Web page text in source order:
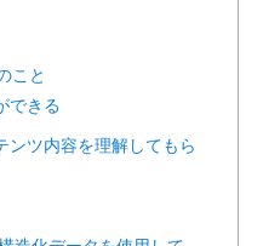
こと
できる
ンツ内容を理解してもら